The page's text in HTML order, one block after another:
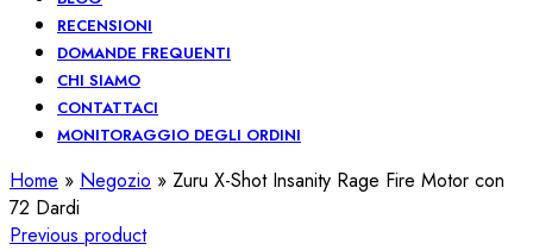
RECENSIONI
DOMANDE FREQUENTI
CHI SIAMO
CONTATTACI
MONITORAGGIO DEGLI ORDINI
Home » Negozio » Zuru X-Shot Insanity Rage Fire Motor con
72 Dardi
Previous product